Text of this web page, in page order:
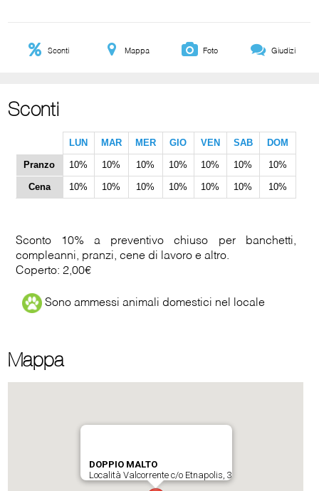
Sconti Mappa Foto Giudizi
Sconti
LUN MAR MER GIO VEN SAB DOM
Pranzo 10% 10% 10% 10% 10% 10% 10%
Cena 10% 10% 10% 10% 10% 10% 10%
Sconto 10% a preventivo chiuso per banchetti,
compleanni, pranzi, cene di lavoro e altro.
Coperto: 2,00€
Sono ammessi animali domestici nel locale
Mappa